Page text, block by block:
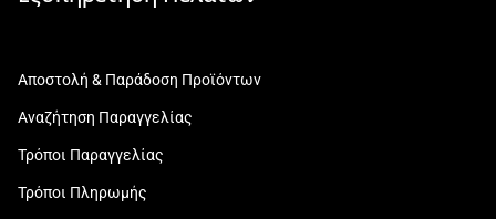
Αποστολή & Παράδοση Προϊόντων
Αναζήτηση Παραγγελίας
Τρόποι Παραγγελίας
Τρόποι Πληρωμής